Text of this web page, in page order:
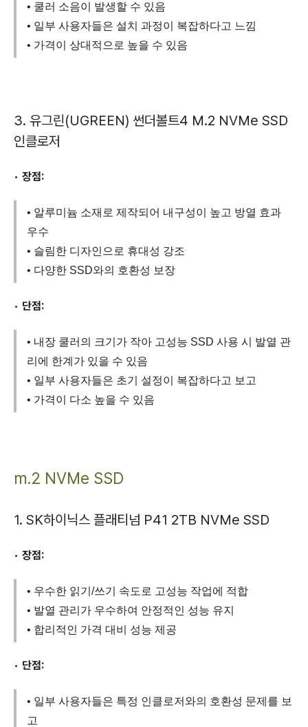
• 쿨러 소음이 발생할 수 있음
• 일부 사용자들은 설치 과정이 복잡하다고 느낌
• 가격이 상대적으로 높을 수 있음
3. 유그린(UGREEN) 썬더볼트4 M.2 NVMe SSD
인클로저
• 장점:
• 알루미늄 소재로 제작되어 내구성이 높고 방열 효과
우수
• 슬림한 디자인으로 휴대성 강조
• 다양한 SSD와의 호환성 보장
• 단점:
• 내장 쿨러의 크기가 작아 고성능 SSD 사용 시 발열 관
리에 한계가 있을 수 있음
• 일부 사용자들은 초기 설정이 복잡하다고 보고
• 가격이 다소 높을 수 있음
m.2 NVMe SSD
1. SK하이닉스 플래티넘 P41 2TB NVMe SSD
• 장점:
• 우수한 읽기/쓰기 속도로 고성능 작업에 적합
• 발열 관리가 우수하여 안정적인 성능 유지
• 합리적인 가격 대비 성능 제공
• 단점:
• 일부 사용자들은 특정 인클로저와의 호환성 문제를 보
고